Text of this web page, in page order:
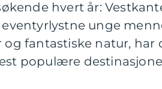
hvert år:
unge
og fantastiske natur,
populære